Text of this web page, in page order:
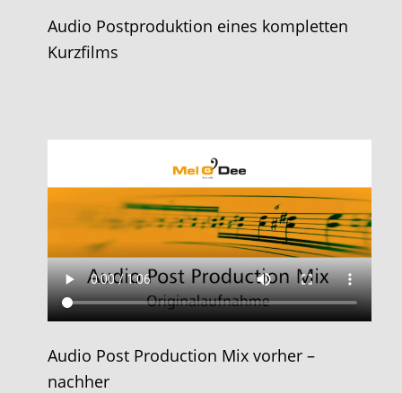
Audio Postproduktion eines kompletten
Kurzfilms
Audio Post Production Mix vorher –
nachher